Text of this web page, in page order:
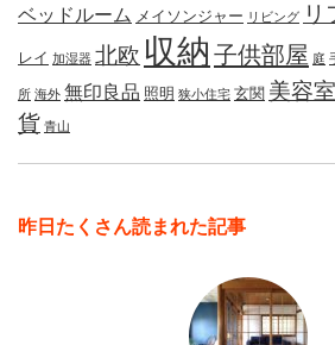
ベッドルーム メイソンジャー リビング リ
レイ 加湿器 北欧 収納 子供部屋 庭
所 海外 無印良品 照明 狭小住宅 玄関 美容室
貨 青山
昨日たくさん読まれた記事